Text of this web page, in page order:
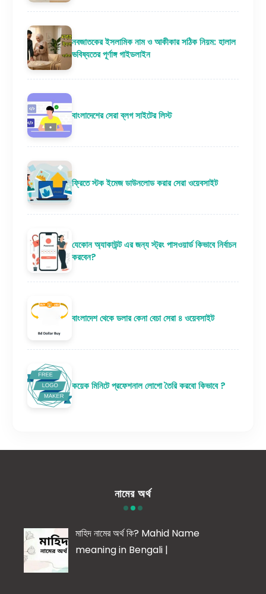
নবজাতকের ইসলামিক নাম ও আকীকার সঠিক নিয়ম: হালাল
ভবিষ্যতের পূর্ণাঙ্গ গাইডলাইন
বাংলাদেশের সেরা ব্লগ সাইটের লিস্ট
ফ্রিতে স্টক ইমেজ ডাউনলোড করার সেরা ওয়েবসাইট
যেকোন অ্যাকাউন্ট এর জন্য স্ট্রং পাসওয়ার্ড কিভাবে নির্বাচন
করবেন?
বাংলাদেশ থেকে ডলার কেনা বেচা সেরা ৪ ওয়েবসাইট
কয়েক মিনিটে প্রফেশনাল লোগো তৈরি করবো কিভাবে ?
নামের অর্থ
মাহিদ নামের অর্থ কি? Mahid Name
meaning in Bengali |